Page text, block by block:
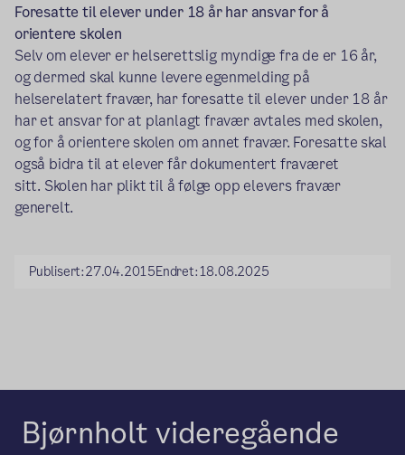
Foresatte til elever under 18 år har ansvar for å
orientere skolen
Selv om elever er helserettslig myndige fra de er 16 år,
og dermed skal kunne levere egenmelding på
helserelatert fravær, har foresatte til elever under 18 år
har et ansvar for at planlagt fravær avtales med skolen,
og for å orientere skolen om annet fravær. Foresatte skal
også bidra til at elever får dokumentert fraværet
sitt. Skolen har plikt til å følge opp elevers fravær
generelt.
Publisert:27.04.2015Endret:18.08.2025
Bjørnholt videregående